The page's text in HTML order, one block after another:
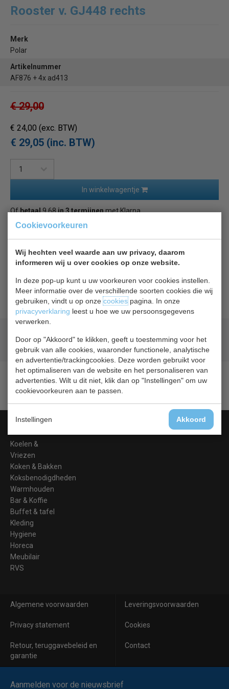
Cookievoorkeuren
Wij hechten veel waarde aan uw privacy, daarom
informeren wij u over cookies op onze website.
In deze pop-up kunt u uw voorkeuren voor cookies instellen.
Meer informatie over de verschillende soorten cookies die wij
gebruiken, vindt u op onzecookiespagina. In onze
privacyverklaring leest u hoe we uw persoonsgegevens
verwerken.
Door op "Akkoord" te klikken, geeft u toestemming voor het
gebruik van alle cookies, waaronder functionele, analytische
en advertentie/trackingcookies. Deze worden gebruikt voor
het optimaliseren van de website en het personaliseren van
advertenties. Wilt u dit niet, klik dan op "Instellingen" om uw
cookievoorkeuren aan te passen.
Instellingen Akkoord
Rooster v. GJ448 rechts
Merk
Polar
Artikelnummer
AF876 + 4x ad413
€ 29,00
€ 24,00 (exc. BTW)
€ 29,05 (inc. BTW)
In winkelwagentje
Ofbetaal9,68in 3 termijnenmet Klarna
Terug naar overzicht
Beschrijving Specificaties
Rooster rechts voor de GJ448 + 4 clips
Lage prijzen hoge service
Categorieën
Koelen &
Vriezen
Koken & Bakken
Koksbenodigdheden
Warmhouden
Bar & Koffie
Buffet & tafel
Kleding
Hygiene
Horeca
Meubilair
RVS
Algemene voorwaarden Leveringsvoorwaarden
Privacy statement Cookies
Retour, teruggavebeleid en
garantie
Contact
Aanmelden voor de nieuwsbrief